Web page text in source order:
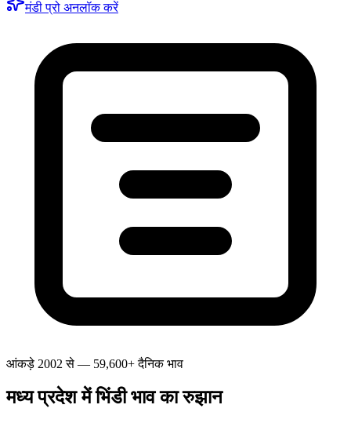
मंडी प्रो अनलॉक करें
आंकड़े 2002 से — 59,600+ दैनिक भाव
मध्य प्रदेश में भिंडी भाव का रुझान